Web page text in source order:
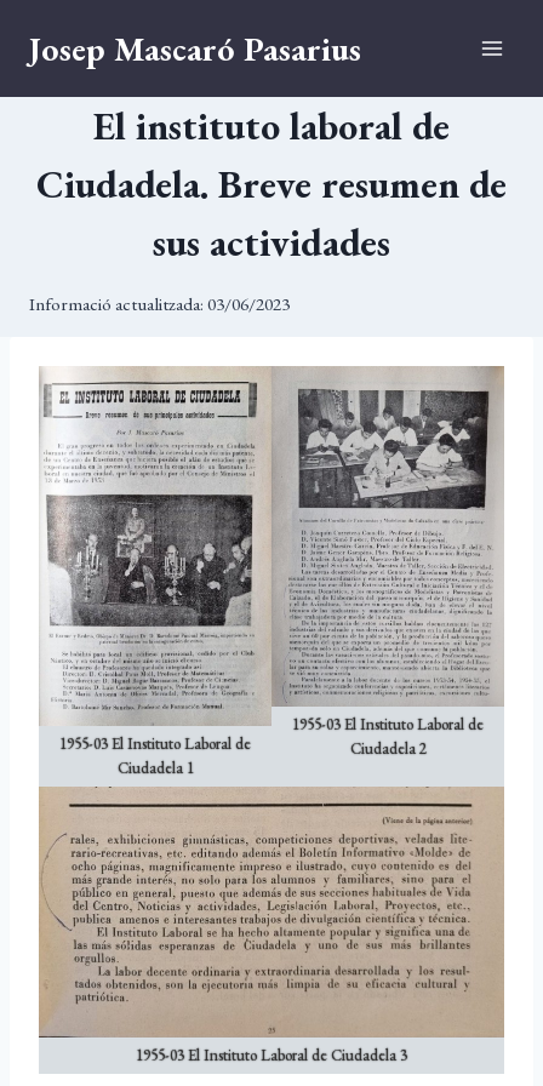
contingut
Josep Mascaró Pasarius
El instituto laboral de
Ciudadela. Breve resumen de
sus actividades
Informació actualitzada: 03/06/2023
1955-03 El Instituto Laboral de
Ciudadela 1
1955-03 El Instituto Laboral de
Ciudadela 2
1955-03 El Instituto Laboral de Ciudadela 3